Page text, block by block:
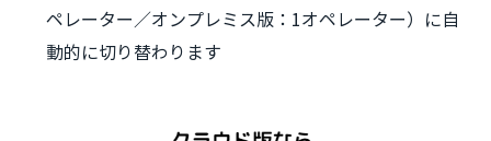
ペレーター／オンプレミス版：1オペレーター）に自
動的に切り替わります